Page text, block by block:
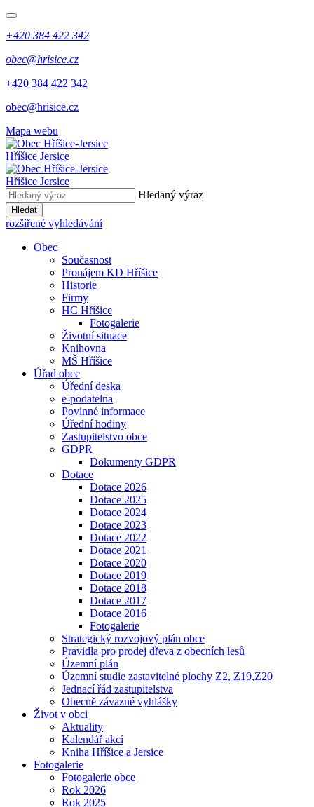
+420 384 422 342
obec@hrisice.cz
+420 384 422 342
obec@hrisice.cz
Mapa webu
Hříšice Jersice
Hříšice Jersice
Hledaný výraz
Hledat
rozšířené vyhledávání
Obec
Současnost
Pronájem KD Hříšice
Historie
Firmy
HC Hříšice
Fotogalerie
Životní situace
Knihovna
MŠ Hříšice
Úřad obce
Úřední deska
e-podatelna
Povinné informace
Úřední hodiny
Zastupitelstvo obce
GDPR
Dokumenty GDPR
Dotace
Dotace 2026
Dotace 2025
Dotace 2024
Dotace 2023
Dotace 2022
Dotace 2021
Dotace 2020
Dotace 2019
Dotace 2018
Dotace 2017
Dotace 2016
Fotogalerie
Strategický rozvojový plán obce
Pravidla pro prodej dřeva z obecních lesů
Územní plán
Územní studie zastavitelné plochy Z2, Z19,Z20
Jednací řád zastupitelstva
Obecně závazné vyhlášky
Život v obci
Aktuality
Kalendář akcí
Kniha Hříšice a Jersice
Fotogalerie
Fotogalerie obce
Rok 2026
Rok 2025